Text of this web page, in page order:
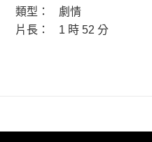
類型：
劇情
片長：
1 時 52 分